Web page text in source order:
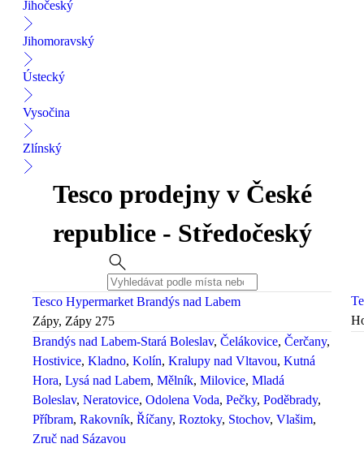
Jihočeský
Jihomoravský
Ústecký
Vysočina
Zlínský
Tesco prodejny v České
republice - Středočeský
Tesco Hypermarket Brandýs nad Labem
Zápy, Zápy 275
Brandýs nad Labem-Stará Boleslav Čelákovice Čerčany
Hostivice Kladno Kolín Kralupy nad Vltavou Kutná
Hora Lysá nad Labem Mělník Milovice Mladá
Boleslav Neratovice Odolena Voda Pečky Poděbrady
Příbram Rakovník Říčany Roztoky Stochov Vlašim
Zruč nad Sázavou